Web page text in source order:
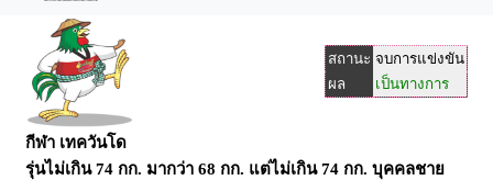
สถานะ จบการแข่งขัน
ผล
เป็นทางการ
กีฬา เทควันโด
รุ่นไม่เกิน 74 กก. มากว่า 68 กก. แต่ไม่เกิน 74 กก. บุคคลชาย